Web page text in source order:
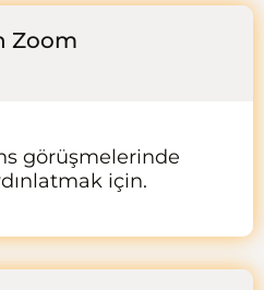
Zoom
görüşmelerinde
için.